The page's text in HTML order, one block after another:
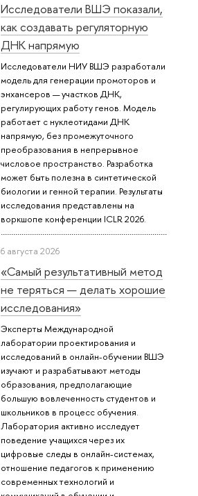
Исследователи ВШЭ показали,
как создавать регуляторную
ДНК напрямую
Исследователи НИУ ВШЭ разработали
модель для генерации промоторов и
энхансеров — участков ДНК,
регулирующих работу генов. Модель
работает с нуклеотидами ДНК
напрямую, без промежуточного
преобразования в непрерывное
числовое пространство. Разработка
может быть полезна в синтетической
биологии и генной терапии. Результаты
исследования представлены на
воркшопе конференции ICLR 2026.
6 августа 2026
«Самый результативный метод
не теряться — делать хорошие
исследования»
Эксперты Международной
лаборатории проектирования и
исследований в онлайн-обучении ВШЭ
изучают и разрабатывают методы
образования, предполагающие
большую вовлеченность студентов и
школьников в процесс обучения.
Лаборатория активно исследует
поведение учащихся через их
цифровые следы в онлайн-системах,
отношение педагогов к применению
современных технологий и